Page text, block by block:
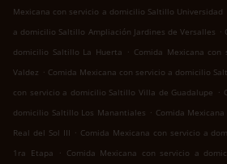
Mexicana con servicio a domicilio Saltillo Universidad
a domicilio Saltillo Ampliación Jardines de Versalles .
domicilio Saltillo La Huerta . Comida Mexicana
Valdez . Comida Mexicana con servicio a domicilio
con servicio a domicilio Saltillo Villa de Guadalupe .
domicilio Saltillo Los Manantiales . Comida
Real del Sol III . Comida Mexicana con servicio a
1ra Etapa
. Comida Mexicana con servicio a